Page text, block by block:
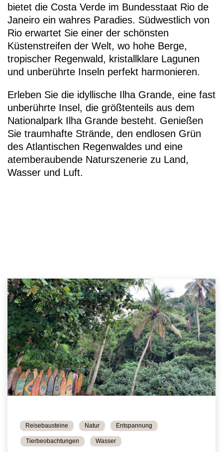
bietet die Costa Verde im Bundesstaat Rio de
Janeiro ein wahres Paradies. Südwestlich von
Rio erwartet Sie einer der schönsten
Küstenstreifen der Welt, wo hohe Berge,
tropischer Regenwald, kristallklare Lagunen
und unberührte Inseln perfekt harmonieren.
Erleben Sie die idyllische Ilha Grande, eine fast
unberührte Insel, die größtenteils aus dem
Nationalpark Ilha Grande besteht. Genießen
Sie traumhafte Strände, den endlosen Grün
des Atlantischen Regenwaldes und eine
atemberaubende Naturszenerie zu Land,
Wasser und Luft.
Reisebausteine Natur Entspannung
Tierbeobachtungen Wasser